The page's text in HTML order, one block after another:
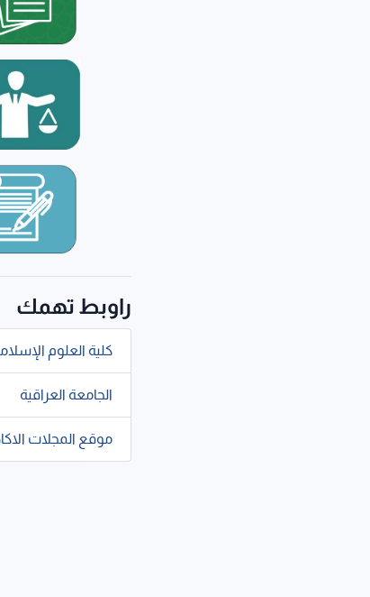
راوبط تهمك
كلية العلوم
الجامعة العراقية
موقع المجلات